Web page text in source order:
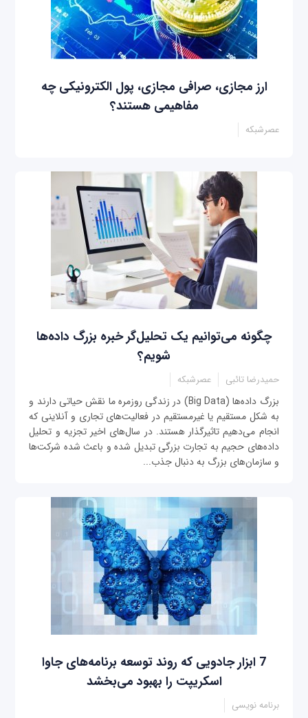
ارز مجازی، صرافی مجازی، پول الکترونیکی چه
مفاهیمی هستند؟
عصرشبکه
چگونه می‌توانیم یک تحلیل‌گر خبره بزرگ داده‌ها
شویم؟
حمیدرضا تائبی عصرشبکه
بزرگ داده‌ها (Big Data) در زندگی روزمره ما نقش حیاتی دارند و
به شکل مستقیم یا غیر‌مستقیم در فعالیت‌های تجاری و آنلاینی که
انجام می‌دهیم تاثیرگذار هستند. در سال‌های اخیر تجزیه و تحلیل
داده‌های حجیم به تجارت بزرگی تبدیل شده و باعث شده شرکت‌ها
و سازمان‌های بزرگ به دنبال جذب...
7 ابزار جادویی که روند توسعه برنامه‌های جاوا
اسکریپت را بهبود می‌بخشد
برنامه نویسی